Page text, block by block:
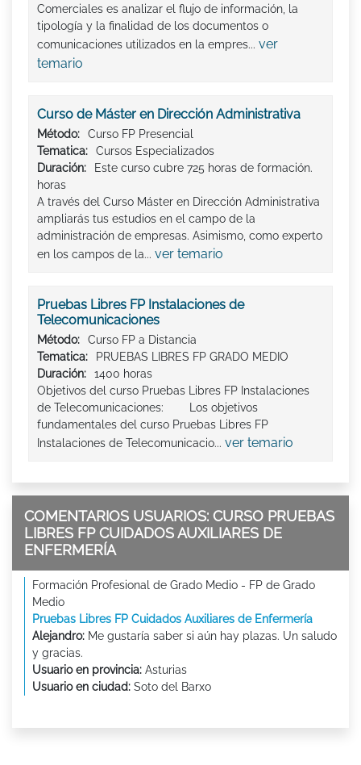
Comerciales es analizar el flujo de información, la
tipología y la finalidad de los documentos o
comunicaciones utilizados en la empres... ver
temario
Curso de Máster en Dirección Administrativa
Método:
Curso FP Presencial
Tematica:
Cursos Especializados
Duración:
Este curso cubre 725 horas de formación.
horas
A través del Curso Máster en Dirección Administrativa
ampliarás tus estudios en el campo de la
administración de empresas. Asimismo, como experto
en los campos de la... ver temario
Pruebas Libres FP Instalaciones de
Telecomunicaciones
Método:
Curso FP a Distancia
Tematica:
PRUEBAS LIBRES FP GRADO MEDIO
Duración:
1400 horas
Objetivos del curso Pruebas Libres FP Instalaciones
de Telecomunicaciones: Los objetivos
fundamentales del curso Pruebas Libres FP
Instalaciones de Telecomunicacio... ver temario
COMENTARIOS USUARIOS: CURSO PRUEBAS
LIBRES FP CUIDADOS AUXILIARES DE
ENFERMERÍA
Formación Profesional de Grado Medio - FP de Grado
Medio
Pruebas Libres FP Cuidados Auxiliares de Enfermería
Alejandro: Me gustaría saber si aún hay plazas. Un saludo
y gracias.
Usuario en provincia: Asturias
Usuario en ciudad: Soto del Barxo